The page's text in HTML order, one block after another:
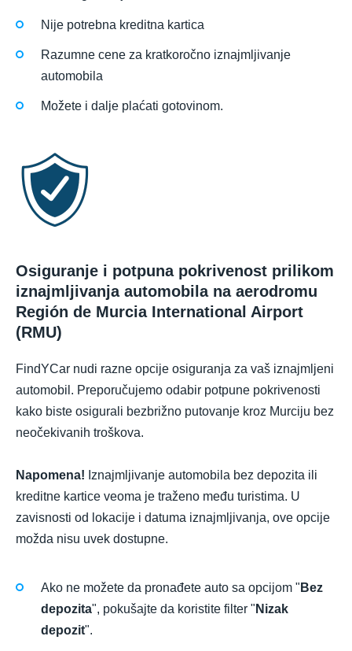
Nije potrebna kreditna kartica
Razumne cene za kratkoročno iznajmljivanje
automobila
Možete i dalje plaćati gotovinom.
Osiguranje i potpuna pokrivenost prilikom
iznajmljivanja automobila na aerodromu
Región de Murcia International Airport
(RMU)
FindYCar nudi razne opcije osiguranja za vaš iznajmljeni
automobil. Preporučujemo odabir potpune pokrivenosti
kako biste osigurali bezbrižno putovanje kroz Murciju bez
neočekivanih troškova.
Napomena! Iznajmljivanje automobila bez depozita ili
kreditne kartice veoma je traženo među turistima. U
zavisnosti od lokacije i datuma iznajmljivanja, ove opcije
možda nisu uvek dostupne.
Ako ne možete da pronađete auto sa opcijom " Bez
depozita", pokušajte da koristite filter " Nizak
depozit".